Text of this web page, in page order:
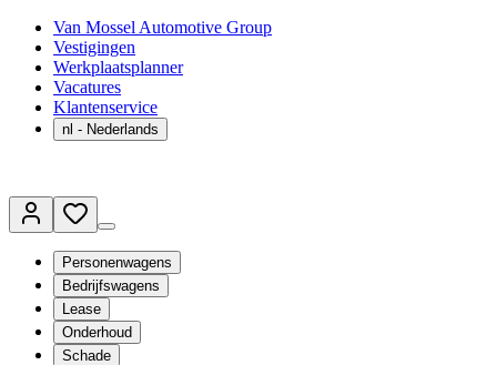
Van Mossel Automotive Group
Vestigingen
Werkplaatsplanner
Vacatures
Klantenservice
nl - Nederlands
Personenwagens
Bedrijfswagens
Lease
Onderhoud
Schade